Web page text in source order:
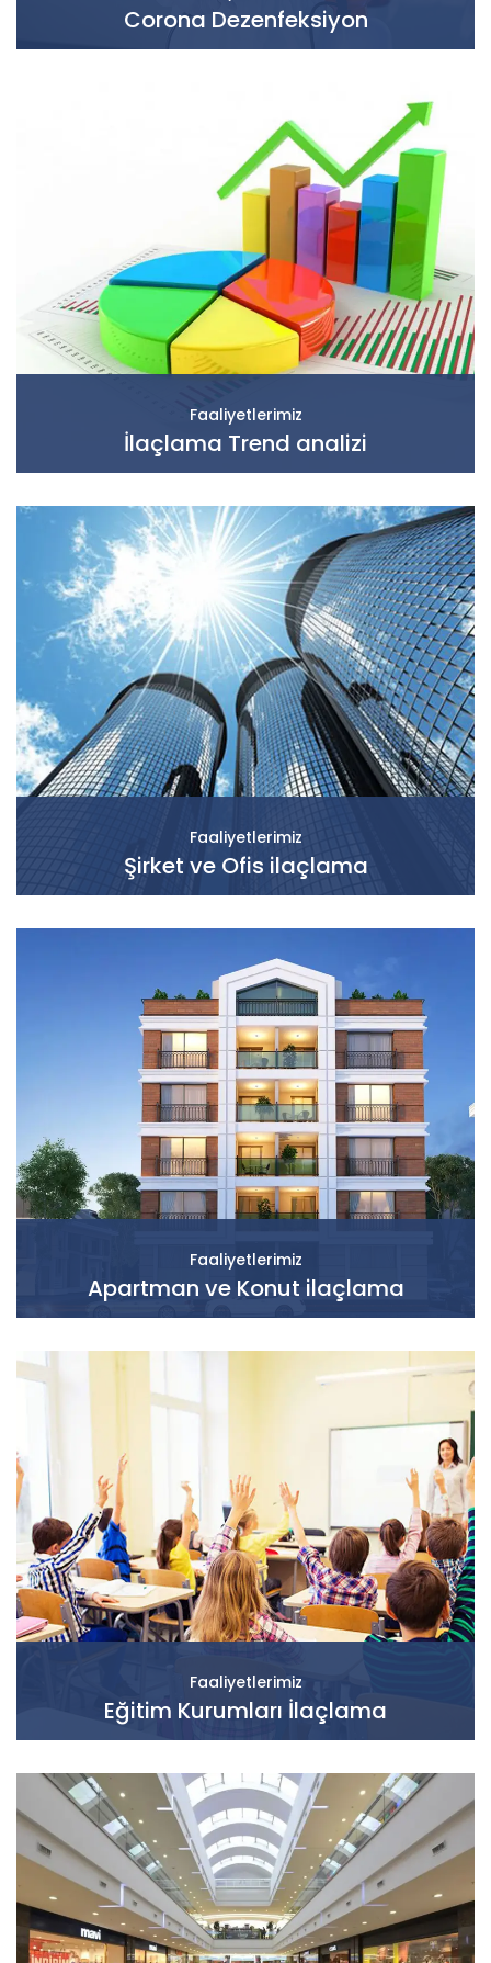
Corona Dezenfeksiyon
Faaliyetlerimiz
İlaçlama Trend analizi
Faaliyetlerimiz
Şirket ve Ofis ilaçlama
Faaliyetlerimiz
Apartman ve Konut ilaçlama
Faaliyetlerimiz
Eğitim Kurumları İlaçlama